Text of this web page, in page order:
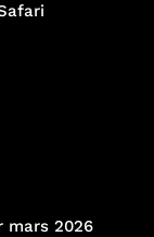
mars 2026